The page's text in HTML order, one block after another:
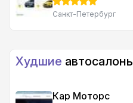
Санкт-Петербург
Худшие
Кар Моторс